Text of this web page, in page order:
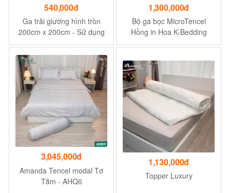
540,000đ
Ga trải giường hình tròn
200cm x 200cm - Sử dụng
cho nệm dưới độ cao 30 cm
1,300,000đ
Bộ ga bọc MicroTencel
Hồng in Hoa K-Bedding
KMTP113 (4 món) - Kích
3,045,000đ
Amanda Tencel modal Tơ
Tằm - AHQ6
1,130,000đ
Topper Luxury